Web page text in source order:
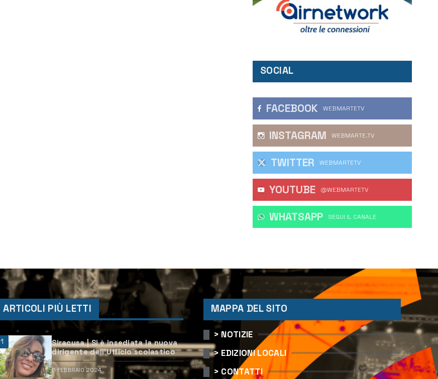
SOCIAL
FACEBOOK WEBMARTETV
INSTAGRAM WEBMARTE.TV
TWITTER WEBMARTETV
YOUTUBE @WEBMARTETV
WHATSAPP ‎SEGUI IL CANALE
ARTICOLI PIÙ LETTI
1
Siracusa | Si è insediata la nuova
dirigente dell’Ufficio scolastico
6 FEBBRAIO 2024
MAPPA DEL SITO
> NOTIZIE
> EDIZIONI LOCALI
> CONTATTI